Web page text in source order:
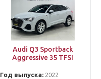
Audi Q3 Sportback
Aggressive 35 TFSI
Год выпуска:2022